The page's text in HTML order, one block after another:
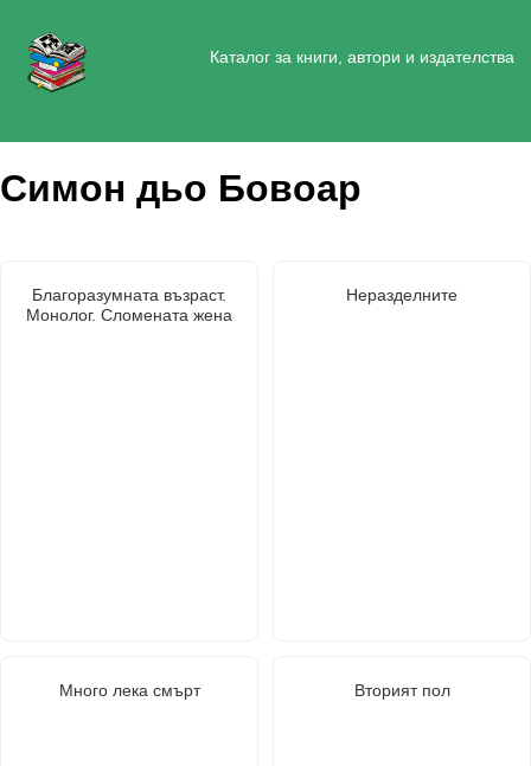
Каталог за книги, автори и издателства
Симон дьо Бовоар
Благоразумната възраст.
Монолог. Сломената жена
Неразделните
Много лека смърт Вторият пол